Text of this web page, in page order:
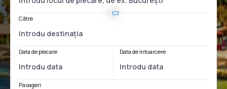
Către
Data de plecare Data de întoarcere
Pasageri